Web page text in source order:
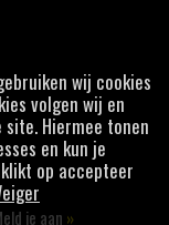
je aan »
wij cookies
volgen wij en
Hiermee tonen
en kun je
op accepteer